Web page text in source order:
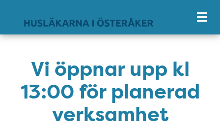
Vi öppnar upp kl
13:00 för planerad
verksamhet